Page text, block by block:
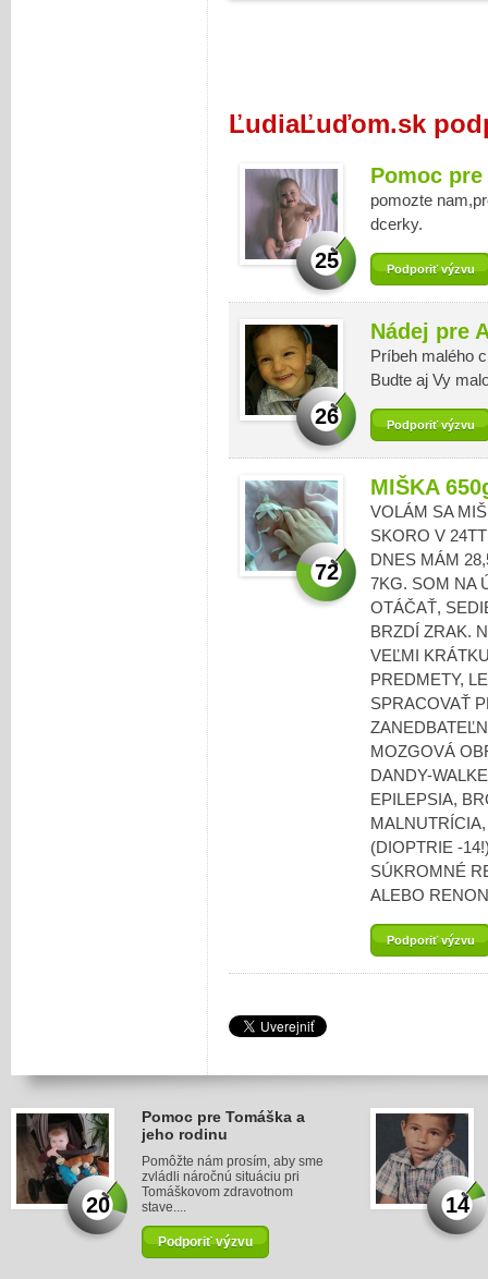
ĽudiaĽuďom.sk
25
Pomoc
pomozte
dcerky.
Podporiť výzvu
26
Nádej pre
Príbeh malého
Budte aj Vy
Podporiť výzvu
72
MIŠKA
VOLÁM SA
SKORO V
DNES MÁM
7KG. SOM NA
OTÁČAŤ,
BRZDÍ ZRAK.
VEĽMI
PREDMETY,
SPRACOVAŤ
MOZGOVÁ
DANDY-
EPILEPSIA,
(DIOPTRIE -
SÚKROMNÉ
ALEBO
Podporiť výzvu
20
Pomoc pre Tomáška a
jeho rodinu
Pomôžte nám prosím, aby sme
zvládli náročnú situáciu pri
Tomáškovom zdravotnom
stave....
Podporiť výzvu
14